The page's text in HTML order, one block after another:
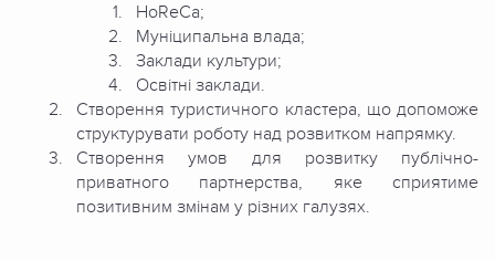
HoReCa;
Муніципальна влада;
Заклади культури;
Освітні заклади.
Створення туристичного кластера, що допоможе
структурувати роботу над розвитком напрямку.
Створення умов для розвитку публічно-
приватного партнерства, яке сприятиме
позитивним змінам у різних галузях.